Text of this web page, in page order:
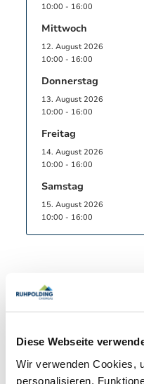
Diese Webseite
Wir verwenden Cookies,
personalisieren,
10:00 - 16:00
Mittwoch
12. August 2026
10:00 - 16:00
Donnerstag
13. August 2026
10:00 - 16:00
Freitag
14. August 2026
10:00 - 16:00
Samstag
15. August 2026
10:00 - 16:00
Enthalten in: